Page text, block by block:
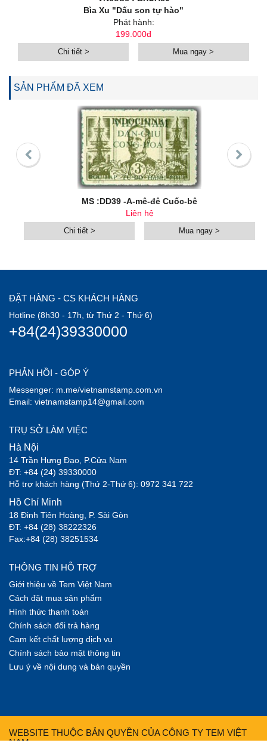
Bìa Xu "Dấu son tự hào"
Phát hành:
199.000đ
Chi tiết > Mua ngay >
SẢN PHẨM ĐÃ XEM
MS :DD39 -A-mê-đê Cuốc-bê
Liên hệ
Chi tiết > Mua ngay >
ĐẶT HÀNG - CS KHÁCH HÀNG
Hotline (8h30 - 17h, từ Thứ 2 - Thứ 6)
+84(24)39330000
PHẢN HỒI - GÓP Ý
Messenger: m.me/vietnamstamp.com.vn
Email: vietnamstamp14@gmail.com
TRỤ SỞ LÀM VIỆC
Hà Nội
14 Trần Hưng Đạo, P.Cửa Nam
ĐT: +84 (24) 39330000
Hỗ trợ khách hàng (Thứ 2-Thứ 6): 0972 341 722
Hồ Chí Minh
18 Đinh Tiên Hoàng, P. Sài Gòn
ĐT: +84 (28) 38222326
Fax:+84 (28) 38251534
THÔNG TIN HỖ TRỢ
Giới thiệu về Tem Việt Nam
Cách đặt mua sản phẩm
Hình thức thanh toán
Chính sách đổi trả hàng
Cam kết chất lượng dịch vụ
Chính sách bảo mật thông tin
Lưu ý về nội dung và bản quyền
WEBSITE THUỘC BẢN QUYỀN CỦA CÔNG TY TEM VIỆT
NAM